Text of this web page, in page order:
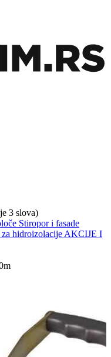
3 slova)
Stiropor i fasade
hidroizolacije AKCIJE I